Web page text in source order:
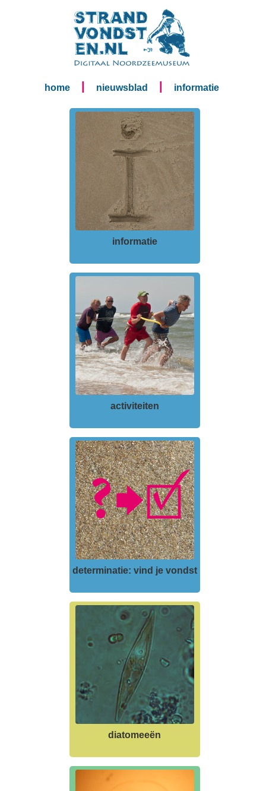
home nieuwsblad informatie
informatie
activiteiten
determinatie: vind je vondst
diatomeeën